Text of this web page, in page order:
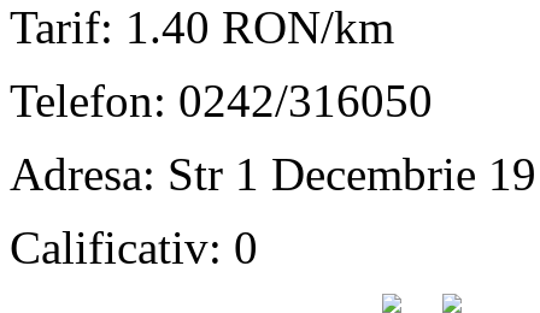
Tarif: 1.40 RON/km
Telefon: 0242/316050
Adresa: Str 1 Decembrie
Calificativ: 0